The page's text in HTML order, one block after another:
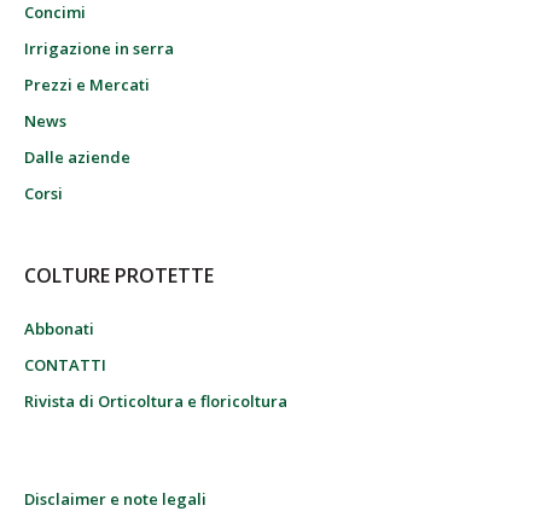
Concimi
Irrigazione in serra
Prezzi e Mercati
News
Dalle aziende
Corsi
COLTURE PROTETTE
Abbonati
CONTATTI
Rivista di Orticoltura e floricoltura
Disclaimer e note legali